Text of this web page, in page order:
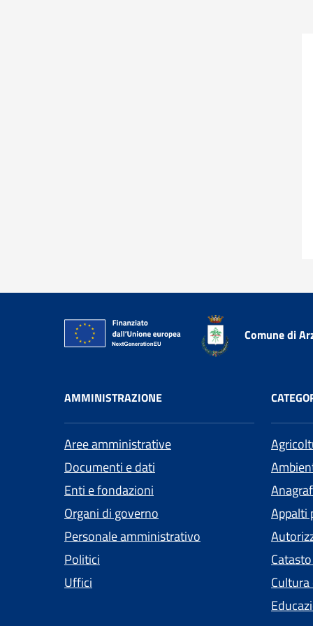
Comune di
AMMINISTRAZIONE
Aree amministrative
Documenti e dati
Enti e fondazioni
Organi di governo
Personale amministrativo
Politici
Uffici
Appalti